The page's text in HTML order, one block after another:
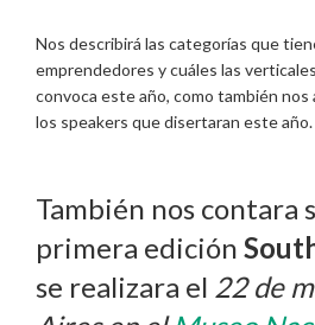
Nos describirá las categorías que
emprendedores y cuáles las
convoca este año, como también
los speakers que disertaran este año.
También nos contara
primera edición
se realizara el 22 de